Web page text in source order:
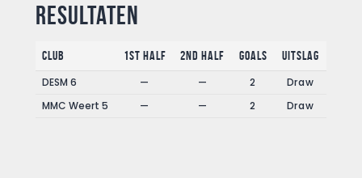
Resultaten
Club 1st Half 2nd Half Goals
Uitslag
DESM 6
— — 2
Draw
MMC Weert 5
— — 2 Draw